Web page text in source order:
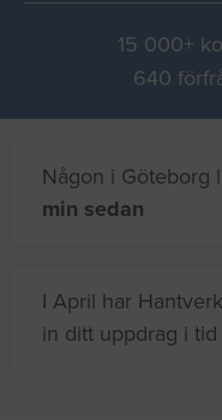
15 000+
640
Någon i Göteborg
min sedan
I April har
in ditt uppdrag i tid